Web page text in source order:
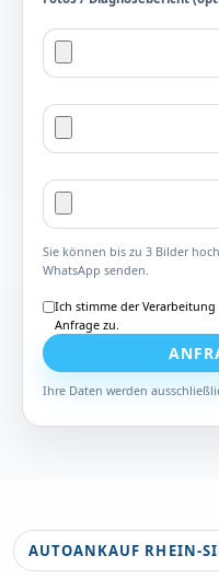
Sie können bis zu 3 Bilder
WhatsApp senden.
Ich stimme der
Anfrage zu.
Ihre Daten werden
AUTOANKAUF RHEIN-